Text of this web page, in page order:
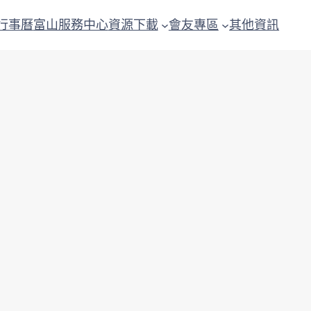
事曆富山服務中心資源下載 會友專區 其他資訊